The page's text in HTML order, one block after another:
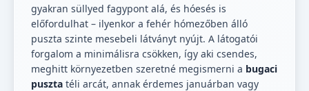
gyakran süllyed fagypont alá, és hóesés is
előfordulhat – ilyenkor a fehér hómezőben álló
puszta szinte mesebeli látványt nyújt. A látogatói
forgalom a minimálisra csökken, így aki csendes,
meghitt környezetben szeretné megismerni a bugaci
puszta téli arcát, annak érdemes januárban vagy